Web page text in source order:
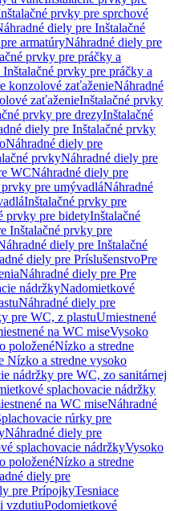
prvky pre sprchové
diely pre Inštalačné
armatúryNáhradné diely pre
prvky pre práčky a
prvky pre práčky a
konzolové zaťaženieNáhradné
zaťaženieInštalačné prvky
prvky pre drezyInštalačné
diely pre Inštalačné prvky
Náhradné diely pre
prvkyNáhradné diely pre
WCNáhradné diely pre
pre umývadláNáhradné
Inštalačné prvky pre
prvky pre bidetyInštalačné
Inštalačné prvky pre
diely pre Inštalačné
diely pre PríslušenstvoPre
Náhradné diely pre Pre
nádržkyNadomietkové
Náhradné diely pre
pre WC, z plastuUmiestnené
na WC miseVysoko
položenéNízko a stredne
Nízko a stredne vysoko
nádržky pre WC, zo sanitárnej
splachovacie nádržky
na WC miseNáhradné
rúrky pre
Náhradné diely pre
splachovacie nádržkyVysoko
položenéNízko a stredne
diely pre
pre PrípojkyTesniace
vzdutiuPodomietkové